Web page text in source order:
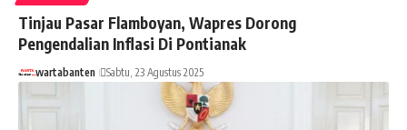
Tinjau Pasar Flamboyan, Wapres Dorong
Pengendalian Inflasi Di Pontianak
wartabanten Sabtu, 23 Agustus 2025